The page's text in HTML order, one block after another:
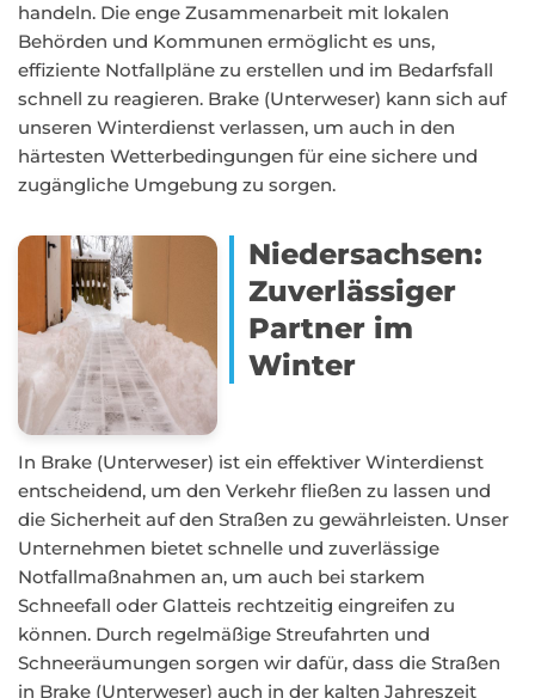
handeln. Die enge Zusammenarbeit mit lokalen
Behörden und Kommunen ermöglicht es uns,
effiziente Notfallpläne zu erstellen und im Bedarfsfall
schnell zu reagieren. Brake (Unterweser) kann sich auf
unseren Winterdienst verlassen, um auch in den
härtesten Wetterbedingungen für eine sichere und
zugängliche Umgebung zu sorgen.
Niedersachsen:
Zuverlässiger
Partner im
Winter
In Brake (Unterweser) ist ein effektiver Winterdienst
entscheidend, um den Verkehr fließen zu lassen und
die Sicherheit auf den Straßen zu gewährleisten. Unser
Unternehmen bietet schnelle und zuverlässige
Notfallmaßnahmen an, um auch bei starkem
Schneefall oder Glatteis rechtzeitig eingreifen zu
können. Durch regelmäßige Streufahrten und
Schneeräumungen sorgen wir dafür, dass die Straßen
in Brake (Unterweser) auch in der kalten Jahreszeit